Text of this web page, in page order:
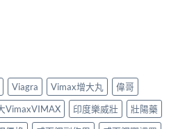
Viagra Vimax增大丸
偉哥
VimaxVIMAX 印度樂威壯
壯陽藥